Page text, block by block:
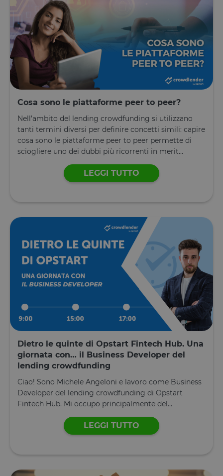
Cosa sono le piattaforme peer to peer?
Nell’ambito del lending crowdfunding si utilizzano
tanti termini diversi per definire concetti simili: capire
cosa sono le piattaforme peer to peer permette di
sciogliere uno dei dubbi più ricorrenti in merit...
LEGGI TUTTO
Dietro le quinte di Opstart Fintech Hub. Una
giornata con… il Business Developer del
lending crowdfunding
Ciao! Sono Michele Angeloni e lavoro come Business
Developer del lending crowdfunding di Opstart
Fintech Hub. Mi occupo principalmente del...
LEGGI TUTTO